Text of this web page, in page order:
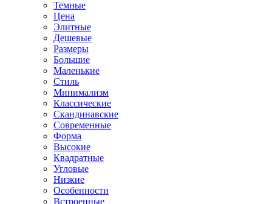
Темные
Цена
Элитные
Дешевые
Размеры
Большие
Маленькие
Стиль
Минимализм
Классические
Скандинавские
Современные
Форма
Высокие
Квадратные
Угловые
Низкие
Особенности
Встроенные